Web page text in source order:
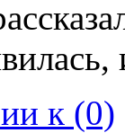
к (0)